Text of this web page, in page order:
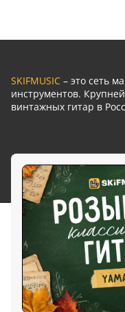
SKIFMUSIC – это сеть
инструментов.
винтажных гитар в